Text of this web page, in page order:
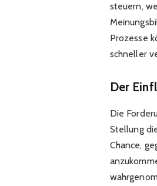
steuern,
Prozesse
schneller
Der
Die
Stellung
Chance,